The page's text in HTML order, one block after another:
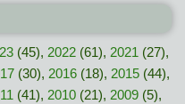
(45), 2022 (61), 2021 (27),
(30), 2016 (18), 2015 (44),
(41), 2010 (21), 2009 (5),